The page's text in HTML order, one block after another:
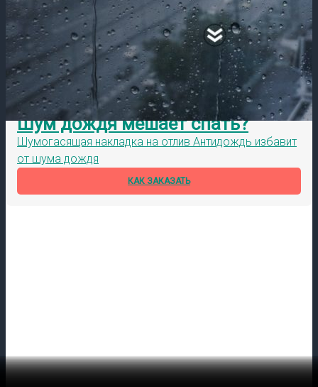
Шум дождя мешает спать?
Шумогасящая накладка на отлив Антидождь избавит
от шума дождя
КАК ЗАКАЗАТЬ